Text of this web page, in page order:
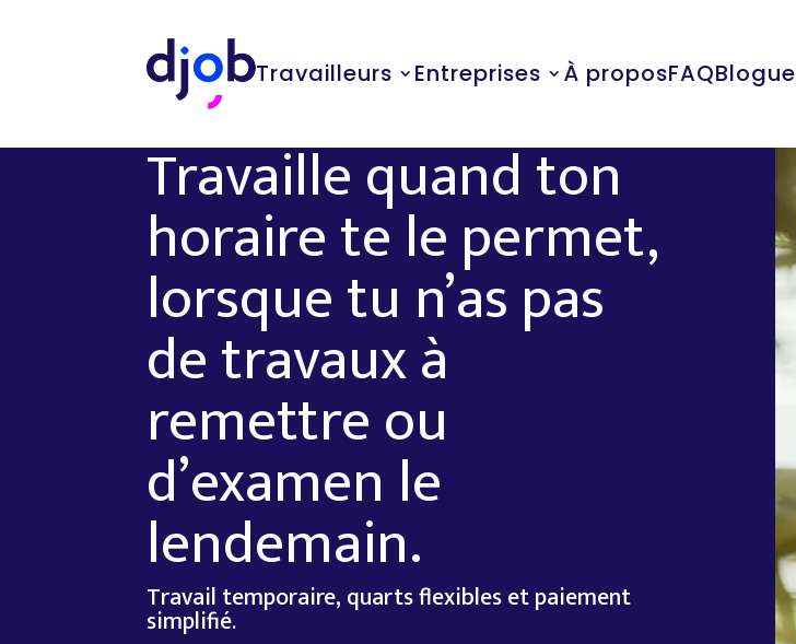
Travailleurs Entreprises À proposFAQBlogue
Travaille quand ton
horaire te le permet,
lorsque tu n’as pas
de travaux à
remettre ou
d’examen le
lendemain.
Travail temporaire, quarts flexibles et paiement
simplifié.